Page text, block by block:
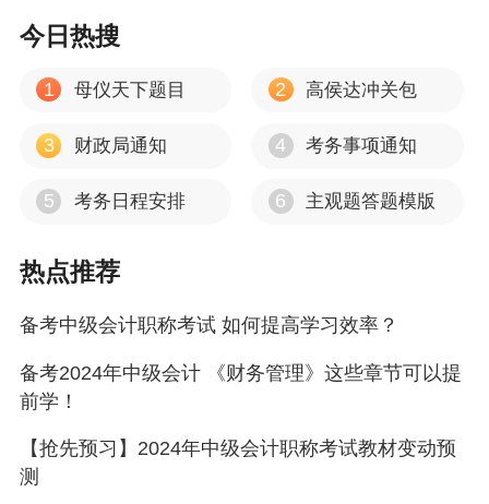
经济法社群
中级会计实务社群
许多小伙伴已经加入其中，开始了打卡学习，别
再犹豫了，扫码加入吧！
今日热搜
1 母仪天下题目 2 高侯达冲关包
3 财政局通知 4 考务事项通知
5 考务日程安排 6 主观题答题模版
热点推荐
备考中级会计职称考试 如何提高学习效率？
备考2024年中级会计 《财务管理》这些章节可以提
前学！
【抢先预习】2024年中级会计职称考试教材变动预
测